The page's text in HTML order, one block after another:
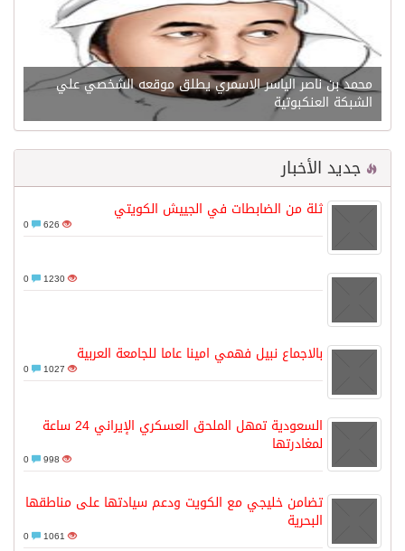
محمد بن ناصر الياسر الاسمري يطلق موقعه الشخصي علي
الشبكة العنكبوتية
جديد الأخبار
ثلة من الضابطات في الجييش الكويتي
626
1230
بالاجماع نبيل فهمي امينا عاما للجامعة العربية
1027
السعودية تمهل الملحق العسكري الإيراني 24 ساعة
لمغادرتها
998
تضامن خليجي مع الكويت ودعم سيادتها على مناطقها
البحرية
1061